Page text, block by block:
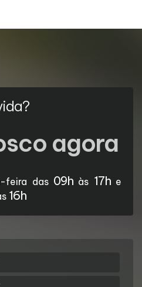
agora
feira das 09hàs 17he
16h